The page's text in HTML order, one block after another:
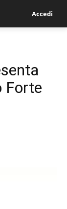
Accedi
Forte